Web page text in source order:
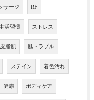
サージ RF
活習慣 ストレス
皮脂肌 肌トラブル
ステイン 着色汚れ
健康 ボディケア